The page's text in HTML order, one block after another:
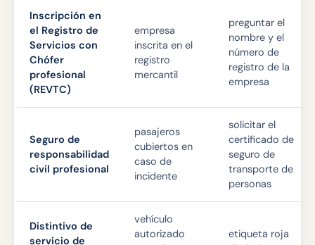
Inscripción en
el Registro de
Servicios con
Chófer
profesional
(REVTC)
empresa
inscrita en el
registro
mercantil
preguntar el
nombre y el
número de
registro de la
empresa
Seguro de
responsabilidad
civil profesional
pasajeros
cubiertos en
caso de
incidente
solicitar el
certificado de
seguro de
transporte de
personas
Distintivo de
servicio de
vehículo
autorizado
etiqueta roja